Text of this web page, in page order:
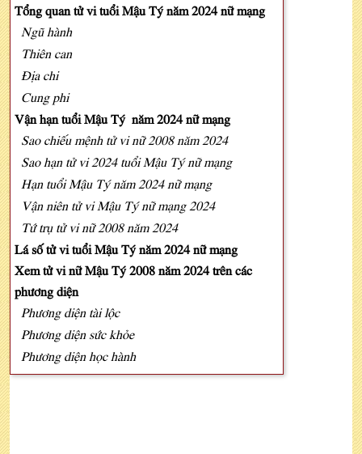
Tổng quan tử vi tuổi Mậu Tý năm 2024 nữ mạng
Ngũ hành
Thiên can
Địa chi
Cung phi
Vận hạn tuổi Mậu Tý năm 2024 nữ mạng
Sao chiếu mệnh tử vi nữ 2008 năm 2024
Sao hạn tử vi 2024 tuổi Mậu Tý nữ mạng
Hạn tuổi Mậu Tý năm 2024 nữ mạng
Vận niên tử vi Mậu Tý nữ mạng 2024
Tứ trụ tử vi nữ 2008 năm 2024
Lá số tử vi tuổi Mậu Tý năm 2024 nữ mạng
Xem tử vi nữ Mậu Tý 2008 năm 2024 trên các
phương diện
Phương diện tài lộc
Phương diện sức khỏe
Phương diện học hành
Phương diện tình duyên gia đạo